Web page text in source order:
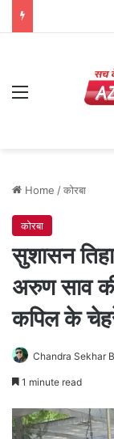
Menu
Home /कोरबा
कोरबा
सुशासन
अरुण साव
कपिल के
Chandra Sekhar
1 minute read